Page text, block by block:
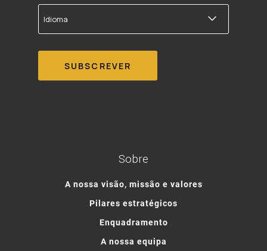
Idioma
Sobre
A nossa visão, missão e valores
Pilares estratégicos
Enquadramento
A nossa equipa